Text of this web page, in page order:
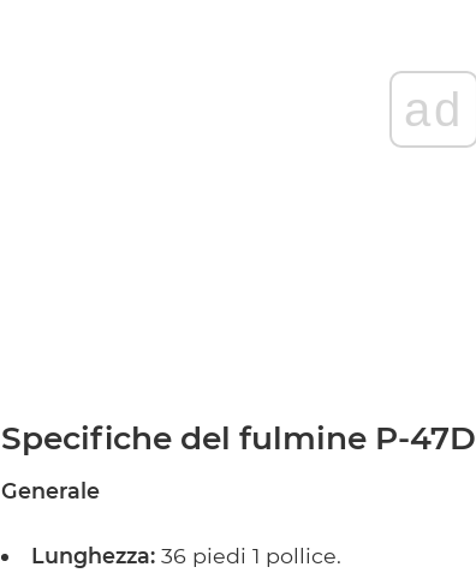
ad
Specifiche del fulmine P-47D
Generale
Lunghezza:36 piedi 1 pollice.